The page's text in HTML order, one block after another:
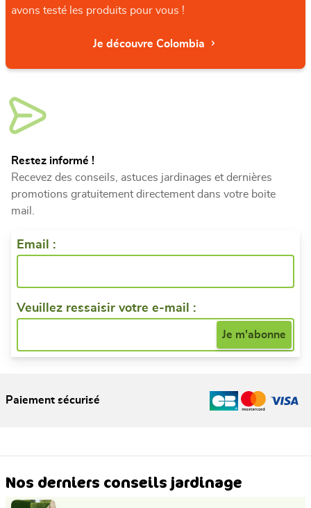
avons testé les produits pour vous !
Je découvre Colombia
Restez informé !
Recevez des conseils, astuces jardinages et dernières
promotions gratuitement directement dans votre boite
mail.
Email :
Veuillez ressaisir votre e-mail :
Paiement sécurisé
Nos derniers conseils jardinage